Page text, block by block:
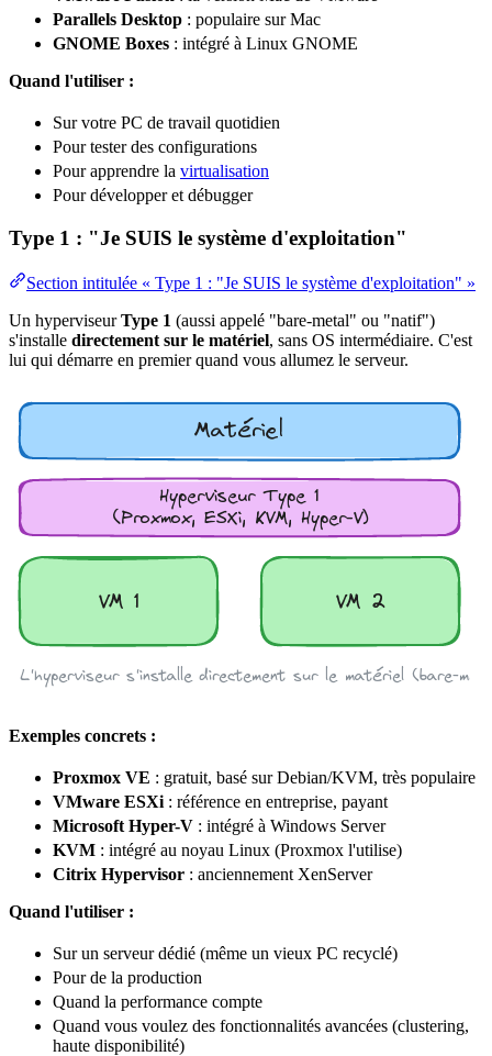
Parallels Desktop : populaire sur Mac
GNOME Boxes : intégré à Linux GNOME
Quand l'utiliser :
Sur votre PC de travail quotidien
Pour tester des configurations
Pour apprendre la virtualisation
Pour développer et débugger
Type 1 : "Je SUIS le système d'exploitation"
Section intitulée « Type 1 : "Je SUIS le système d'exploitation" »
Un hyperviseurType 1 (aussi appelé "bare-metal" ou "natif")
s'installe directement sur le matériel, sans OS intermédiaire. C'est
lui qui démarre en premier quand vous allumez le serveur.
Exemples concrets :
Proxmox VE : gratuit, basé sur Debian/KVM, très populaire
VMware ESXi : référence en entreprise, payant
Microsoft Hyper-V : intégré à Windows Server
KVM : intégré au noyau Linux (Proxmox l'utilise)
Citrix Hypervisor : anciennement XenServer
Quand l'utiliser :
Sur un serveur dédié (même un vieux PC recyclé)
Pour de la production
Quand la performance compte
Quand vous voulez des fonctionnalités avancées (clustering,
haute disponibilité)